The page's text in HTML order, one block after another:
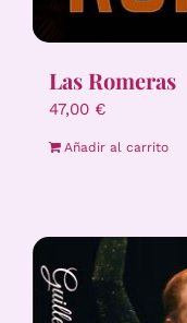
Las Romeras
47,00 €
Añadir al carrito